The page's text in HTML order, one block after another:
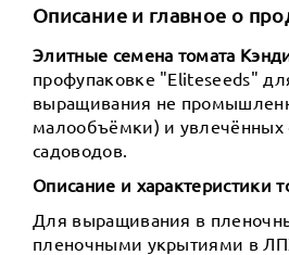
Описание и главное о
Элитные семена томата
профупаковке "Eliteseeds"
выращивания не
малообъёмки) и увлечённых
садоводов.
Описание и характеристики
Для выращивания в
пленочными укрытиями в